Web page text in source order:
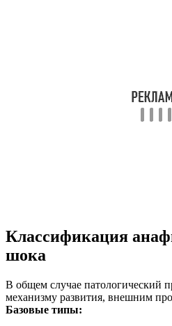
Классификация
шока
В общем случае патологический
механизму развития, внешним
Базовые типы: